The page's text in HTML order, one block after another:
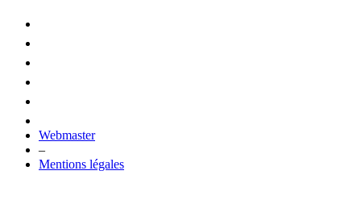
Webmaster
–
Mentions légales